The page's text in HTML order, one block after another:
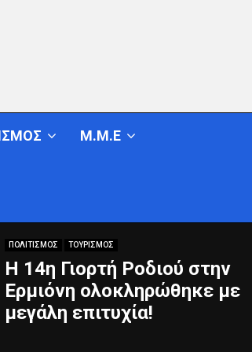
Μ.Μ.Ε
ΠΟΛΙΤΙΣΜΟΣ ΤΟΥΡΙΣΜΟΣ
Η 14η Γιορτή Ροδιού στην
Ερμιόνη ολοκληρώθηκε με
μεγάλη επιτυχία!